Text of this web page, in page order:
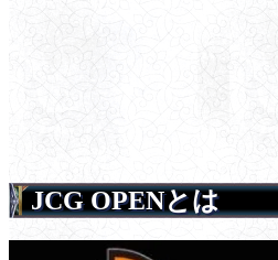
JCG OPENとは